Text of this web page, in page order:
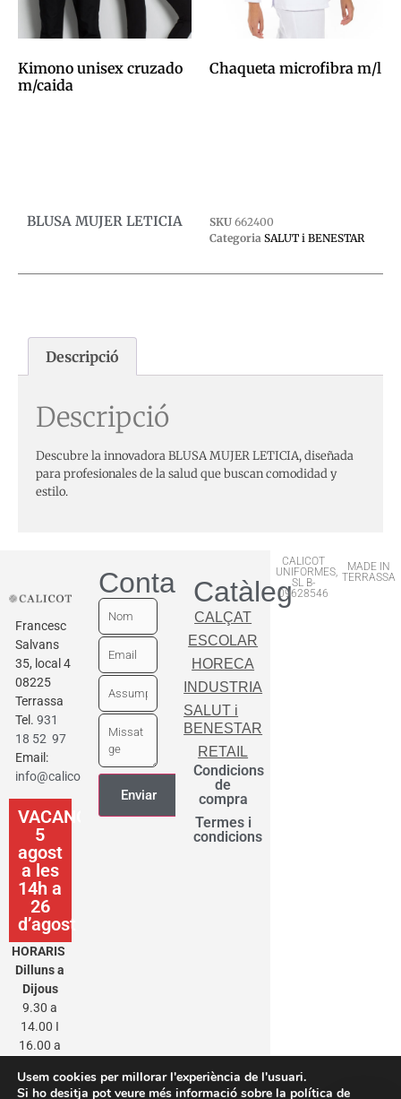
Kimono unisex cruzado
m/caida
Chaqueta microfibra m/l
BLUSA MUJER LETICIA SKU 662400
Categoria SALUT i BENESTAR
Descripció
Descripció
Descubre la innovadora BLUSA MUJER LETICIA, diseñada
para profesionales de la salud que buscan comodidad y
estilo.
Francesc
Salvans
35, local 4
08225
Terrassa
Tel. 931
18 52 97
Email:
info@calicot.cat
VACANCES
5
agost
a les
14h a
26
d’agost
HORARIS
Dilluns a
Dijous
9.30 a
14.00 I
16.00 a
Divendres
ContactarCatàleg
CALÇAT
ESCOLAR
HORECA
INDUSTRIA
SALUT i
BENESTAR
RETAIL
Condicions
de
compra
Termes i
condicions
CALICOT
UNIFORMES,
SL B-
09628546
MADE IN
TERRASSA
Usem cookies per millorar l'experiència de l'usuari.
Si ho desitja pot veure més informació sobre la política de